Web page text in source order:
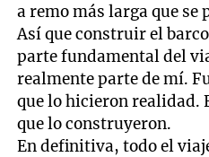
a remo más larga que se
Así que construir el
parte fundamental del
realmente parte de mí.
que lo hicieron realidad.
que lo construyeron.
En definitiva, todo el